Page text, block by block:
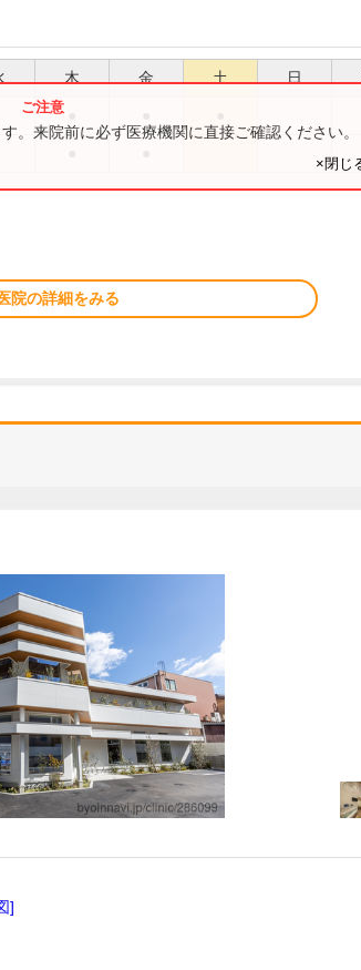
木 金 土 日
。来院前に必ず医療機関に直接ご確認ください。
×閉じ
院の詳細をみる
]